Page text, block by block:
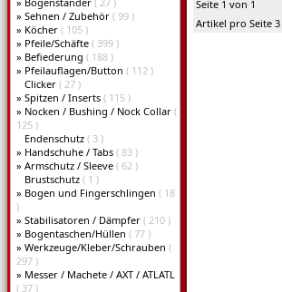
» Sehnen / Zubehör ( 99 )
» Köcher ( 105 )
» Pfeile/Schäfte ( 399 )
» Befiederung ( 188 )
» Pfeilauflagen/Button ( 112 )
Clicker ( 27 )
» Spitzen / Inserts ( 115 )
» Nocken / Bushing / Nock Collar (
125 )
Endenschutz ( 3 )
» Handschuhe / Tabs ( 83 )
» Armschutz / Sleeve ( 62 )
Brustschutz ( 1 )
» Bogen und Fingerschlingen ( 18
)
» Stabilisatoren / Dämpfer ( 210 )
» Bogentaschen/Hüllen ( 77 )
» Werkzeuge/Kleber/Schrauben (
297 )
» Messer / Machete / AXT / ATLATL
( 37 )
Seite 1 von 1
Artikel pro Seite 3